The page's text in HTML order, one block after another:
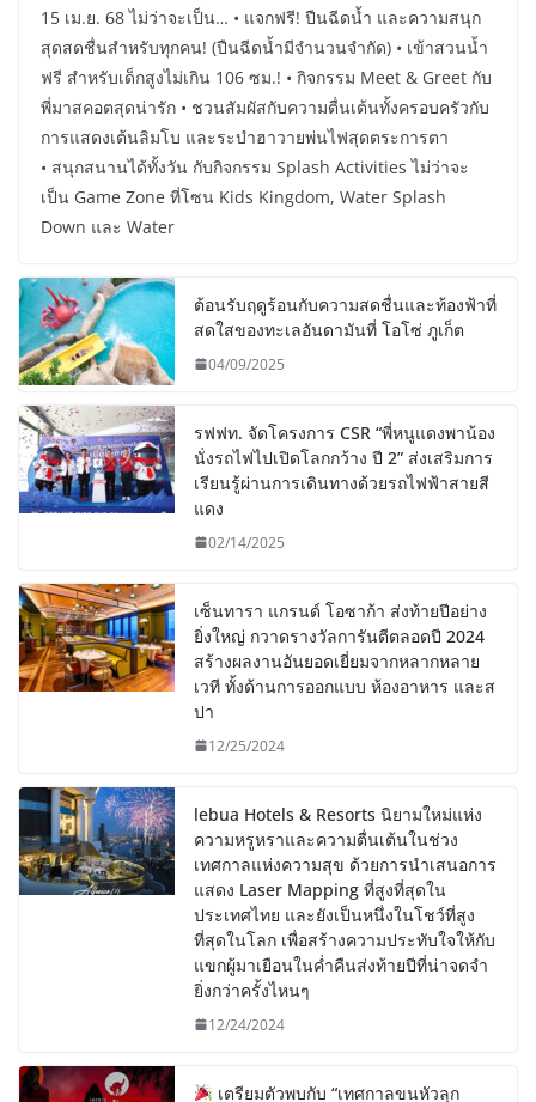
15 เม.ย. 68 ไม่ว่าจะเป็น… • แจกฟรี! ปืนฉีดน้ำ และความสนุก
สุดสดชื่นสำหรับทุกคน! (ปืนฉีดน้ำมีจำนวนจำกัด) • เข้าสวนน้ำ
ฟรี สำหรับเด็กสูงไม่เกิน 106 ซม.! • กิจกรรม Meet & Greet กับ
พี่มาสคอตสุดน่ารัก • ชวนสัมผัสกับความตื่นเต้นทั้งครอบครัวกับ
การแสดงเต้นลิมโบ และระบำฮาวายพ่นไฟสุดตระการตา
• สนุกสนานได้ทั้งวัน กับกิจกรรม Splash Activities ไม่ว่าจะ
เป็น Game Zone ที่โซน Kids Kingdom, Water Splash
Down และ Water
ต้อนรับฤดูร้อนกับความสดชื่นและท้องฟ้าที่
สดใสของทะเลอันดามันที่ โอโซ่ ภูเก็ต
04/09/2025
รฟฟท. จัดโครงการ CSR “พี่หนูแดงพาน้อง
นั่งรถไฟไปเปิดโลกกว้าง ปี 2” ส่งเสริมการ
เรียนรู้ผ่านการเดินทางด้วยรถไฟฟ้าสายสี
แดง
02/14/2025
เซ็นทารา แกรนด์ โอซาก้า ส่งท้ายปีอย่าง
ยิ่งใหญ่ กวาดรางวัลการันตีตลอดปี 2024
สร้างผลงานอันยอดเยี่ยมจากหลากหลาย
เวที ทั้งด้านการออกแบบ ห้องอาหาร และส
ปา
12/25/2024
lebua Hotels & Resorts นิยามใหม่แห่ง
ความหรูหราและความตื่นเต้นในช่วง
เทศกาลแห่งความสุข ด้วยการนำเสนอการ
แสดง Laser Mapping ที่สูงที่สุดใน
ประเทศไทย และยังเป็นหนึ่งในโชว์ที่สูง
ที่สุดในโลก เพื่อสร้างความประทับใจให้กับ
แขกผู้มาเยือนในค่ำคืนส่งท้ายปีที่น่าจดจำ
ยิ่งกว่าครั้งไหนๆ
12/24/2024
เตรียมตัวพบกับ “เทศกาลขนหัวลุก